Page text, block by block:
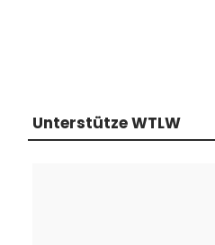
Unterstütze WTLW